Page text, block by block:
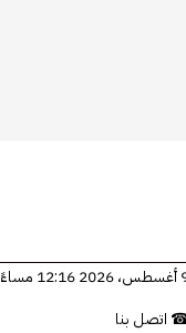
مساءً
اتصل بنا